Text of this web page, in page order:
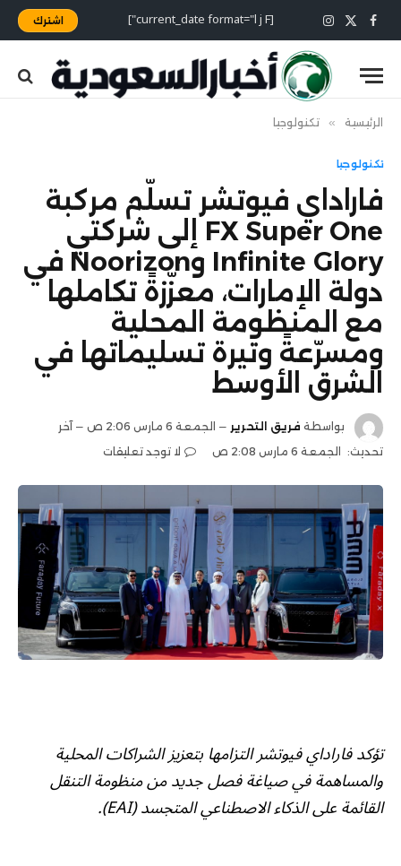
فيسبوك
X
(Twitter)
الانستغرام [current_date format="l j F"] اشترك
الرئيسية » تكنولوجيا
تكنولوجيا
فاراداي فيوتشر تسلّم مركبة
FX Super One إلى شركتي
Infinite Glory وNoorizon في
دولة الإمارات، معزّزةً تكاملها
مع المنظومة المحلية
ومسرّعةً وتيرة تسليماتها في
الشرق الأوسط
بواسطة فريق التحرير الجمعة 6 مارس 2:06 ص
آخر
تحديث:
الجمعة 6 مارس 2:08 ص لا توجد تعليقات
تؤكد فاراداي فيوتشر التزامها بتعزيز الشراكات المحلية
والمساهمة في صياغة فصل جديد من منظومة التنقل
القائمة على الذكاء الاصطناعي المتجسد (EAI
).